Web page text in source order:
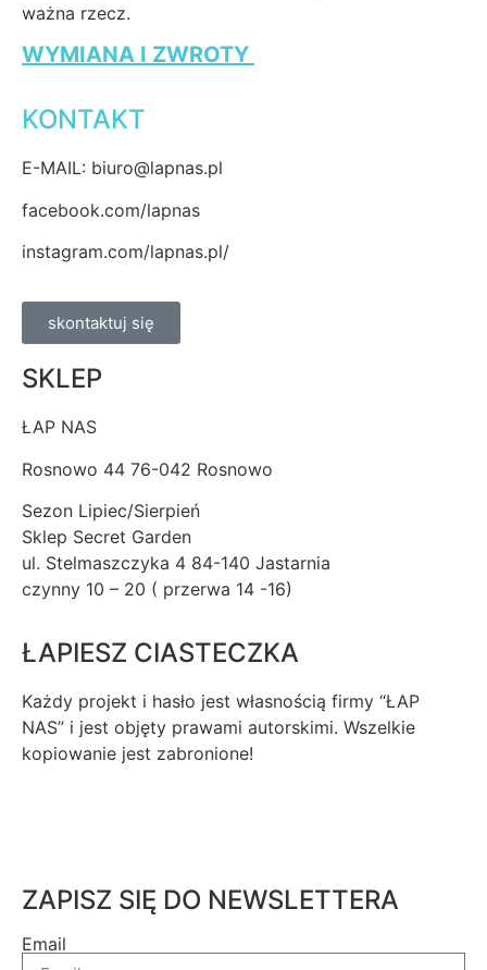
ważna rzecz.
WYMIANA I ZWROTY
KONTAKT
E-MAIL: biuro@lapnas.pl
facebook.com/lapnas
instagram.com/lapnas.pl/
skontaktuj się
SKLEP
ŁAP NAS
Rosnowo 44 76-042 Rosnowo
Sezon Lipiec/Sierpień
Sklep Secret Garden
ul. Stelmaszczyka 4 84-140 Jastarnia
czynny 10 – 20 ( przerwa 14 -16)
ŁAPIESZ CIASTECZKA
Każdy projekt i hasło jest własnością firmy “ŁAP
NAS” i jest objęty prawami autorskimi. Wszelkie
kopiowanie jest zabronione!
ZAPISZ SIĘ DO NEWSLETTERA
Email